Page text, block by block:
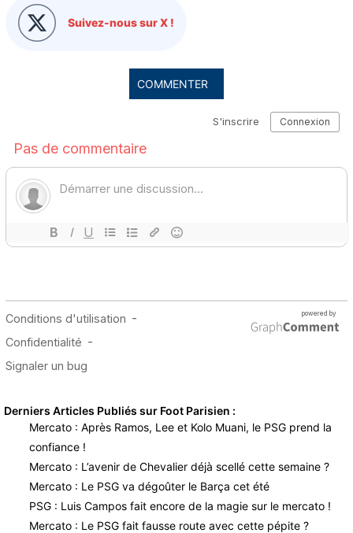
Suivez-nous sur X !
COMMENTER
Derniers Articles Publiés sur Foot Parisien :
Mercato : Après Ramos, Lee et Kolo Muani, le PSG prend la
confiance !
Mercato : L’avenir de Chevalier déjà scellé cette semaine ?
Mercato : Le PSG va dégoûter le Barça cet été
PSG : Luis Campos fait encore de la magie sur le mercato !
Mercato : Le PSG fait fausse route avec cette pépite ?